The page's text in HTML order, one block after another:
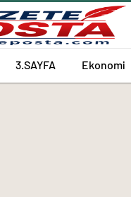
3.SAYFA Ekonomi